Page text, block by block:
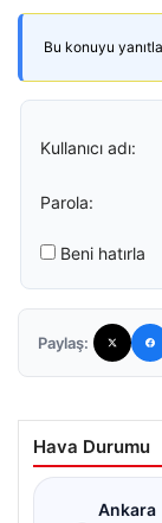
Bu konuyu
Kullanıcı adı:
Parola:
Beni hatırla
Paylaş:
Hava Durumu
Ankara